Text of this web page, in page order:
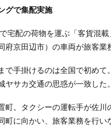
グで集配実施
宅配の荷物を運ぶ「客貨混
京田辺市）の車両が旅客業
手掛けるのは全国で初めて
サカ交通の思惑が一致した。
。タクシーの運転手が佐川
町に向かい、旅客業務を行